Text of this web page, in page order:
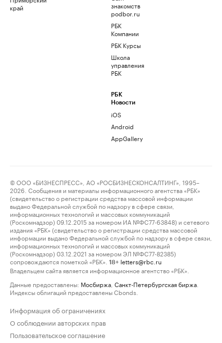
край
знакомств
podbor.ru
РБК
Компании
РБК Курсы
Школа
управления
РБК
РБК
Новости
iOS
Android
AppGallery
© ООО «БИЗНЕСПРЕСС», АО «РОСБИЗНЕСКОНСАЛТИНГ», 1995–
2026. Сообщения и материалы информационного агентства «РБК»
(свидетельство о регистрации средства массовой информации
выдано Федеральной службой по надзору в сфере связи,
информационных технологий и массовых коммуникаций
(Роскомнадзор) 09.12.2015 за номером ИА №ФС77-63848) и сетевого
издания «РБК» (свидетельство о регистрации средства массовой
информации выдано Федеральной службой по надзору в сфере связи,
информационных технологий и массовых коммуникаций
(Роскомнадзор) 03.12.2021 за номером ЭЛ №ФС77-82385)
сопровождаются пометкой «РБК».
18+ letters@rbc.ru
Владельцем сайта является информационное агентство «РБК».
Данные предоставлены: Мосбиржа Санкт-Петербургская биржа
Индексы облигаций предоставлены Cbonds.
Информация об ограничениях
О соблюдении авторских прав
Пользовательское соглашение